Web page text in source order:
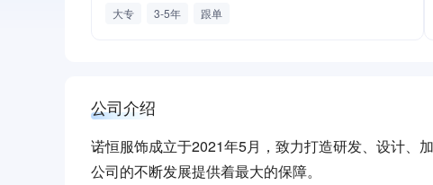
大专 3-5年 跟单
公司介绍
诺恒服饰成立于2021年5月，致力打造研发、设计、
公司的不断发展提供着最大的保障。